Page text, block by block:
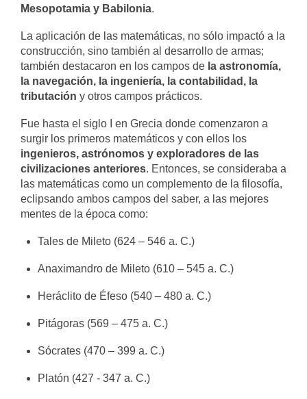
Mesopotamia y Babilonia.
La aplicación de las matemáticas, no sólo impactó a la
construcción, sino también al desarrollo de armas;
también destacaron en los campos de la astronomía,
la navegación, la ingeniería, la contabilidad, la
tributación y otros campos prácticos.
Fue hasta el siglo I en Grecia donde comenzaron a
surgir los primeros matemáticos y con ellos los
ingenieros, astrónomos y exploradores de las
civilizaciones anteriores. Entonces, se consideraba a
las matemáticas como un complemento de la filosofía,
eclipsando ambos campos del saber, a las mejores
mentes de la época como:
Tales de Mileto (624 – 546 a. C.)
Anaximandro de Mileto (610 – 545 a. C.)
Heráclito de Éfeso (540 – 480 a. C.)
Pitágoras (569 – 475 a. C.)
Sócrates (470 – 399 a. C.)
Platón (427 - 347 a. C.)